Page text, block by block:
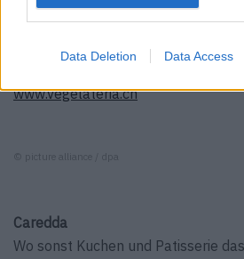
Data Deletion Data Access
sich auf jeden Fall!
Müllerstrasse 64
www.vegelateria.ch
© picture alliance / dpa
Caredda
Wo sonst Kuchen und Patisserie